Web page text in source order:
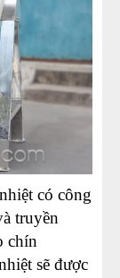
có công
truyền
chín
sẽ được